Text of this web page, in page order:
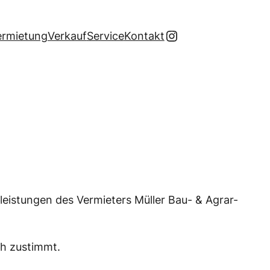
VerkaufServiceKontaktInstagram
des Vermieters Müller Bau- & Agrar-
zustimmt.